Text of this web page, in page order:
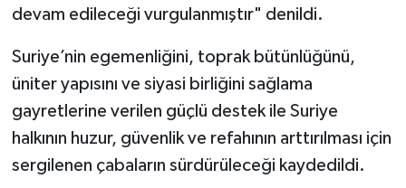
devam edileceği vurgulanmıştır" denildi.
Suriye’nin egemenliğini, toprak bütünlüğünü,
üniter yapısını ve siyasi birliğini sağlama
gayretlerine verilen güçlü destek ile Suriye
halkının huzur, güvenlik ve refahının arttırılması için
sergilenen çabaların sürdürüleceği kaydedildi.